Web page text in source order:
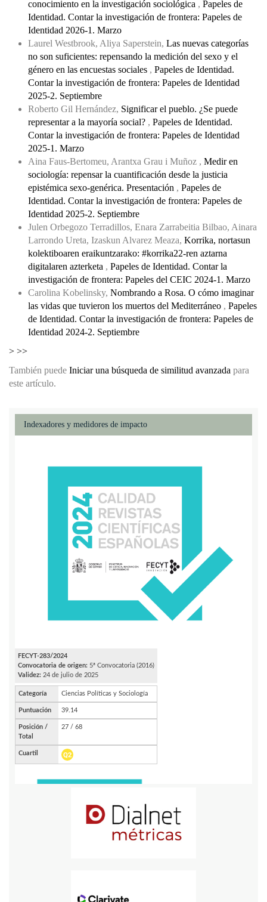
conocimiento en la investigación sociológica , Papeles de
Identidad. Contar la investigación de frontera: Papeles de
Identidad 2026-1. Marzo
Laurel Westbrook, Aliya Saperstein, Las nuevas categorías
no son suficientes: repensando la medición del sexo y el
género en las encuestas sociales , Papeles de Identidad.
Contar la investigación de frontera: Papeles de Identidad
2025-2. Septiembre
Roberto Gil Hernández, Significar el pueblo. ¿Se puede
representar a la mayoría social? , Papeles de Identidad.
Contar la investigación de frontera: Papeles de Identidad
2025-1. Marzo
Aina Faus-Bertomeu, Arantxa Grau i Muñoz , Medir en
sociología: repensar la cuantificación desde la justicia
epistémica sexo-genérica. Presentación , Papeles de
Identidad. Contar la investigación de frontera: Papeles de
Identidad 2025-2. Septiembre
Julen Orbegozo Terradillos, Enara Zarrabeitia Bilbao, Ainara
Larrondo Ureta, Izaskun Alvarez Meaza, Korrika, nortasun
kolektiboaren eraikuntzarako: #korrika22-ren aztarna
digitalaren azterketa , Papeles de Identidad. Contar la
investigación de frontera: Papeles del CEIC 2024-1. Marzo
Carolina Kobelinsky, Nombrando a Rosa. O cómo imaginar
las vidas que tuvieron los muertos del Mediterráneo , Papeles
de Identidad. Contar la investigación de frontera: Papeles de
Identidad 2024-2. Septiembre
> >>
También puede Iniciar una búsqueda de similitud avanzada para
este artículo.
Indexadores y medidores de impacto